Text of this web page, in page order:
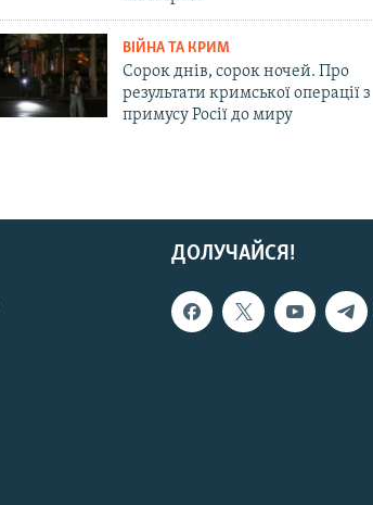
ВІЙНА ТА КРИМ
Сорок днів, сорок ночей. Про
результати кримської операції з
примусу Росії до миру
ДОЛУЧАЙСЯ!